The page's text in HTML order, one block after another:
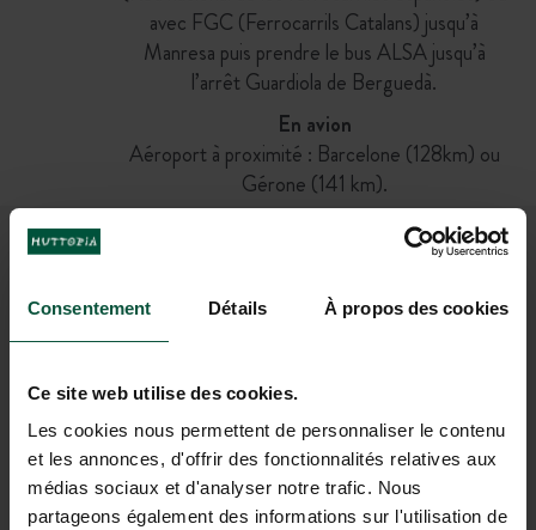
Consentement Détails À propos des cookies
Ce site web utilise des cookies.
Les cookies nous permettent de personnaliser le contenu
et les annonces, d'offrir des fonctionnalités relatives aux
médias sociaux et d'analyser notre trafic. Nous
partageons également des informations sur l'utilisation de
avec FGC (Ferrocarrils Catalans) jusqu’à
Manresa puis prendre le bus ALSA jusqu’à
l’arrêt Guardiola de Berguedà.
En avion
Aéroport à proximité : Barcelone (128km) ou
Gérone (141 km).
COMMUNAUTÉ
offres promotionnelles d'Huttopia !